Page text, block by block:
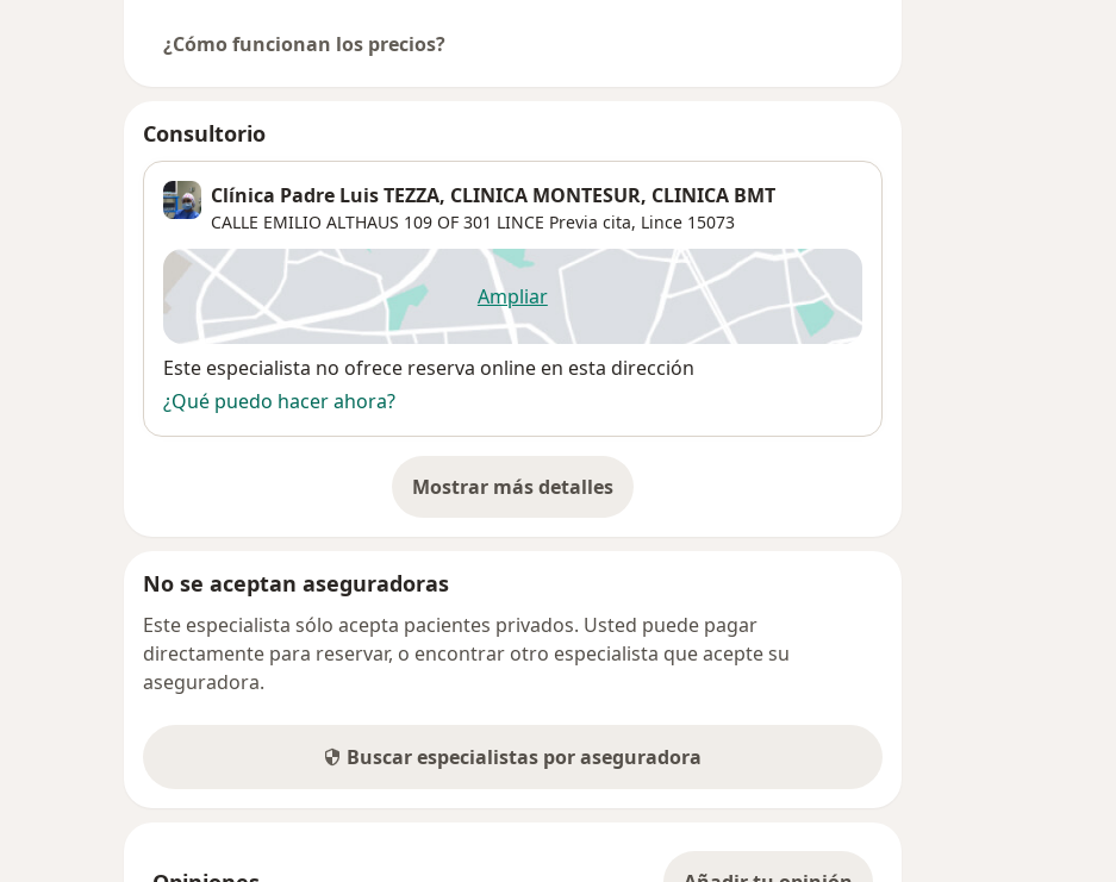
¿Cómo funcionan los precios?
Consultorio
Clínica Padre Luis TEZZA, CLINICA MONTESUR, CLINICA BMT
CALLE EMILIO ALTHAUS 109 OF 301 LINCE Previa cita, Lince 15073
Ampliarse abre en una nueva pestaña
Disponibilidad
Este especialista no ofrece reserva online en esta dirección
¿Qué puedo hacer ahora?
Mostrar más detalles
sobre la dirección
No se aceptan aseguradoras
Este especialista sólo acepta pacientes privados. Usted puede pagar
directamente para reservar, o encontrar otro especialista que acepte su
aseguradora.
Buscar especialistas por aseguradora